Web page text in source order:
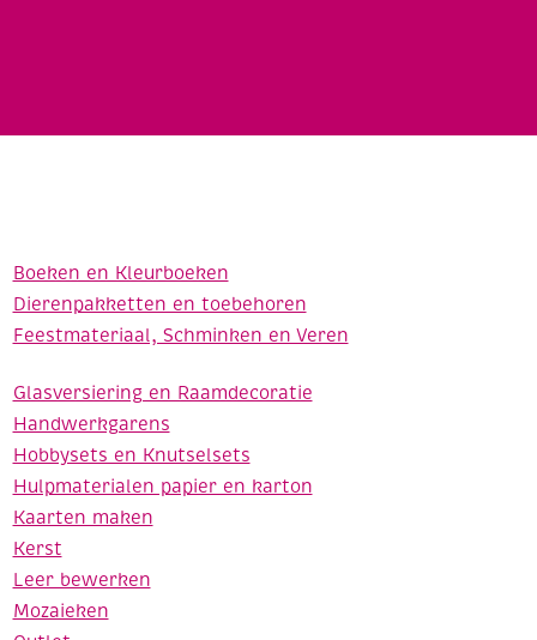
Boeken en Kleurboeken
Dierenpakketten en toebehoren
Feestmateriaal, Schminken en Veren
Glasversiering en Raamdecoratie
Handwerkgarens
Hobbysets en Knutselsets
Hulpmaterialen papier en karton
Kaarten maken
Kerst
Leer bewerken
Mozaieken